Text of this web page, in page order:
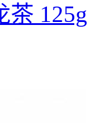
茶 125g